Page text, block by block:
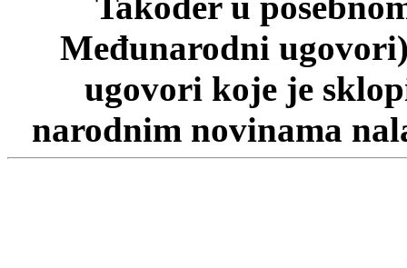
Međunarodni
ugovori koje je
narodnim novinama